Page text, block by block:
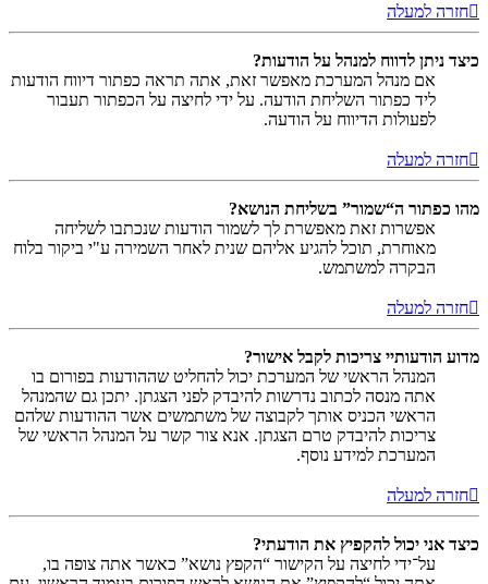
חזרה למעלה
כיצד ניתן לדווח למנהל על הודעות?
אם מנהל המערכת מאפשר זאת, אתה תראה כפתור דיווח הודעות
ליד כפתור השליחת הודעה. על ידי לחיצה על הכפתור תעבור
לפעולות הדיווח על הודעה.
חזרה למעלה
מהו כפתור ה“שמור” בשליחת הנושא?
אפשרות זאת מאפשרת לך לשמור הודעות שנכתבו לשליחה
מאוחרת, תוכל להגיע אליהם שנית לאחר השמירה ע"י ביקור בלוח
הבקרה למשתמש.
חזרה למעלה
מדוע הודעותיי צריכות לקבל אישור?
המנהל הראשי של המערכת יכול להחליט שההודעות בפורום בו
אתה מנסה לכתוב נדרשות להיבדק לפני הצגתן. יתכן גם שהמנהל
הראשי הכניס אותך לקבוצה של משתמשים אשר ההודעות שלהם
צריכות להיבדק טרם הצגתן. אנא צור קשר על המנהל הראשי של
המערכת למידע נוסף.
חזרה למעלה
כיצד אני יכול להקפיץ את הודעתי?
על־ידי לחיצה על הקישור “הקפץ נושא” כאשר אתה צופה בו,